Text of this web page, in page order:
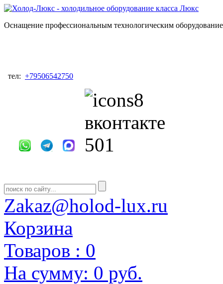
Оснащение профессиональным технологическим
тел: +79506542750
Zakaz@holod-lux.ru
Корзина
Товаров : 0
На сумму: 0 руб.